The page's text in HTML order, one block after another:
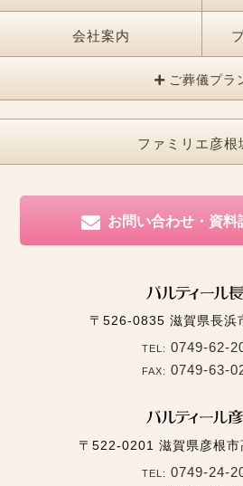
会社案内
ご葬儀プラ
ファミリエ彦根
お問い合わせ・資料
〒526-0835 滋賀県長浜
TEL: 0749-62-
FAX: 0749-63-
〒522-0201 滋賀県彦根
TEL: 0749-24-